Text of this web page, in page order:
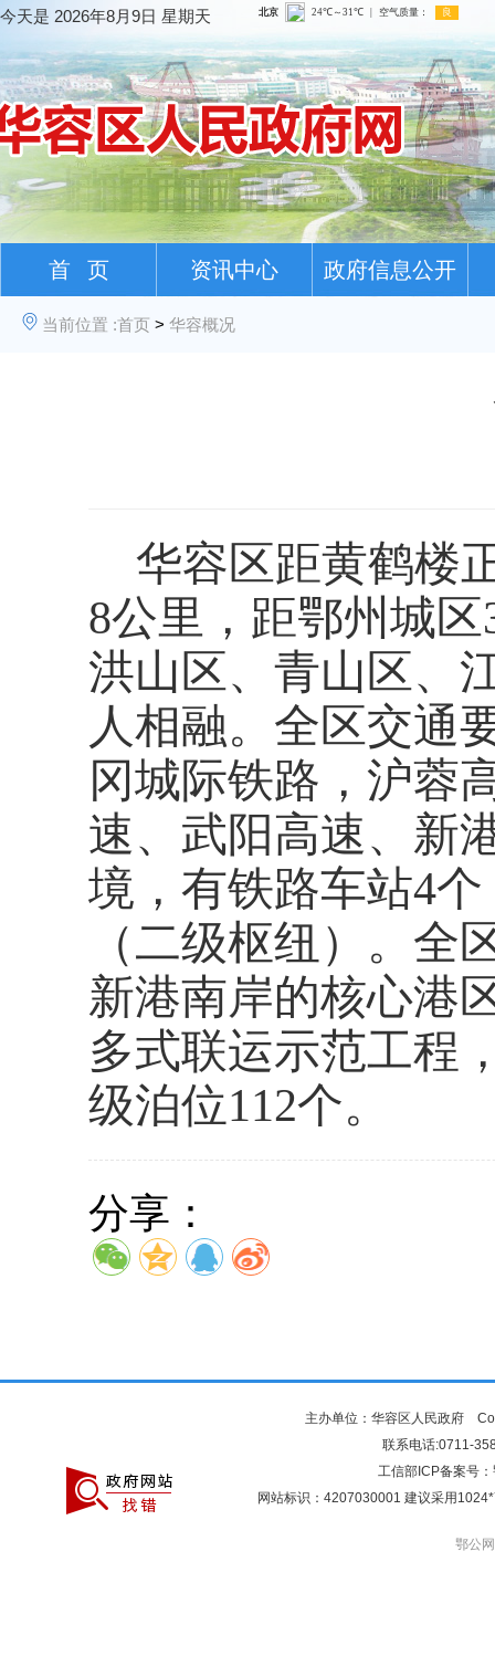
今天是 2026年8月9日 星期天
首 页 资讯中心 政府信息公开
当前位置 :首页 > 华容概况
华容区距黄鹤楼
8公里，距鄂州城
洪山区、青山区、
人相融。全区交通
冈城际铁路，沪蓉
速、武阳高速、新
境，有铁路车站4
（二级枢纽）。全
新港南岸的核心港
多式联运示范工程
级泊位112个。
分享：
主办单位：华容区人民政府
联系电话:0711-
工信部ICP备案号：
网站标识：4207030001 建议采用
鄂公